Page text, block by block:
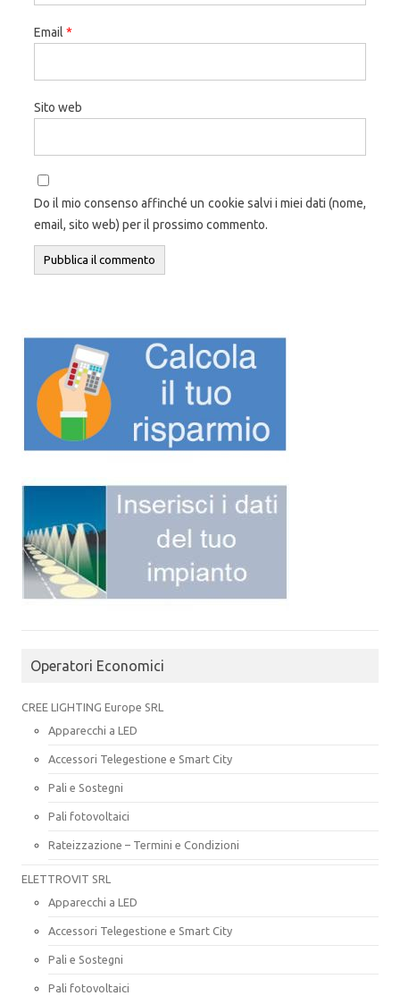
Email *
Sito web
Do il mio consenso affinché un cookie salvi i miei dati (nome,
email, sito web) per il prossimo commento.
Operatori Economici
CREE LIGHTING Europe SRL
Apparecchi a LED
Accessori Telegestione e Smart City
Pali e Sostegni
Pali fotovoltaici
Rateizzazione – Termini e Condizioni
ELETTROVIT SRL
Apparecchi a LED
Accessori Telegestione e Smart City
Pali e Sostegni
Pali fotovoltaici